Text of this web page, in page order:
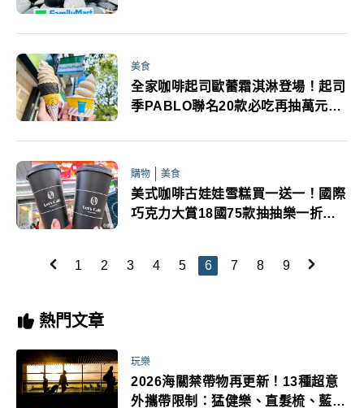
美食
全家咖啡起司歐蕾霜淇淋登場！起司
季PABLO聯名20款必吃再抽萬元旅
購物 美食
美式咖啡古娃娃雪糕買一送一！國際
巧克力大賞18國75款抽抽樂一折優
1 2 3 4 5 6 7 8 9
熱門文章
玩樂
2026海關禁帶物再更新！13種超意
外攜帶限制：猛健樂、直髮梳、藍牙